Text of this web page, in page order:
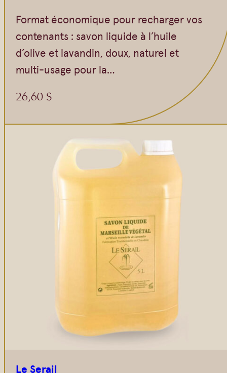
Format économique pour recharger vos
contenants : savon liquide à l’huile
d’olive et lavandin, doux, naturel et
multi-usage pour la…
26,60 $
Le Serail